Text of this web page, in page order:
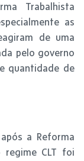
Trabalhista
as
de uma
pelo governo
quantidade de
a Reforma
CLT foi